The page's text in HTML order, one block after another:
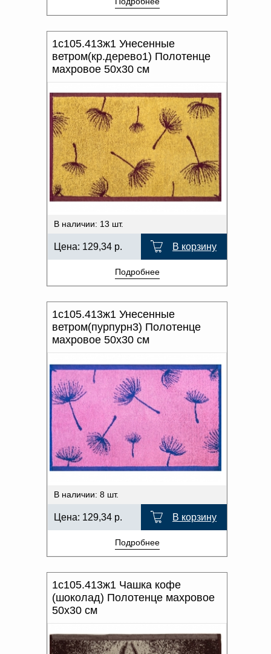
1с105.413ж1 Унесенные
ветром(кр.дерево1) Полотенце
махровое 50х30 см
В наличии: 13 шт.
Цена: 129,34 р. В корзину
Подробнее
1с105.413ж1 Унесенные
ветром(пурпурн3) Полотенце
махровое 50х30 см
В наличии: 8 шт.
Цена: 129,34 р. В корзину
Подробнее
1с105.413ж1 Чашка кофе
(шоколад) Полотенце махровое
50х30 см